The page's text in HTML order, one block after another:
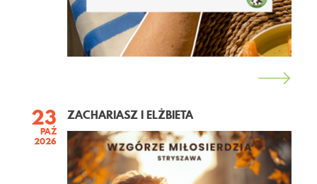
23
PAŹ
2026
ZACHARIASZ I ELŻBIETA